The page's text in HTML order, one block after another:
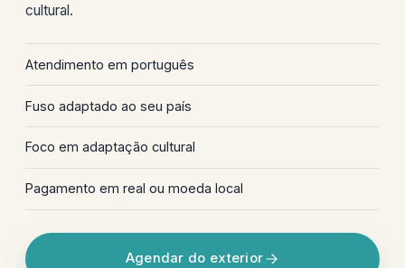
cultural.
Atendimento em português
Fuso adaptado ao seu país
Foco em adaptação cultural
Pagamento em real ou moeda local
Agendar do exterior